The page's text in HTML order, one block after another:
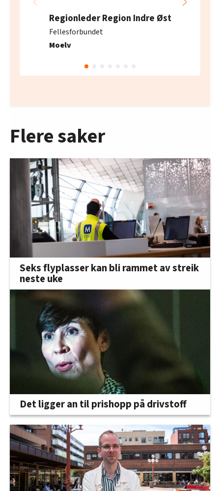
Regionleder Region Indre Øst
Fellesforbundet
Moelv
Flere saker
Seks flyplasser kan bli rammet av streik
neste uke
Det ligger an til prishopp på drivstoff